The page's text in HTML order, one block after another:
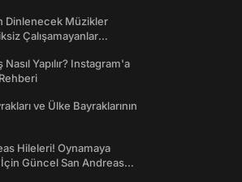
Dinlenecek Müzikler
Çalışamayanlar
Yapılır? Instagram'a
ve Ülke Bayraklarının
Hileleri! Oynamaya
Güncel San Andreas